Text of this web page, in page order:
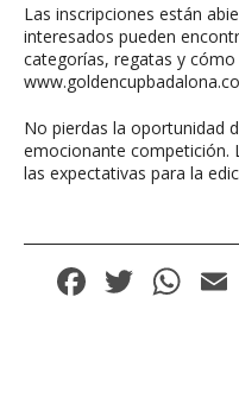
Las inscripciones están
interesados pueden
categorías, regatas y
No pierdas la oportunidad
emocionante competición.
las expectativas para la